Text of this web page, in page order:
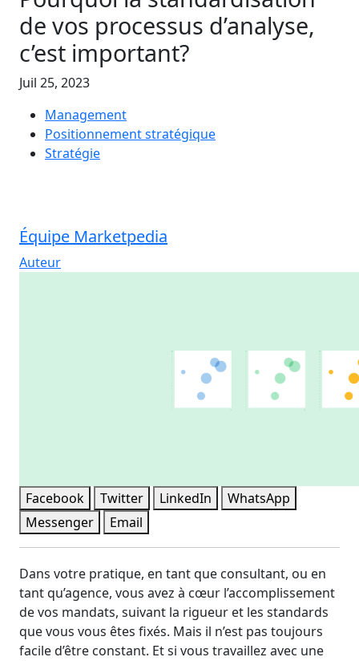
de vos processus d’analyse,
c’est important?
Juil 25, 2023
Management
Positionnement stratégique
Stratégie
Équipe Marketpedia
Auteur
Facebook Twitter LinkedIn
WhatsApp
Messenger
Email
Dans votre pratique, en tant que consultant, ou en
tant qu’agence, vous avez à cœur l’accomplissement
de vos mandats, suivant la rigueur et les standards
que vous vous êtes fixés. Mais il n’est pas toujours
facile d’être constant. Et si vous travaillez avec une